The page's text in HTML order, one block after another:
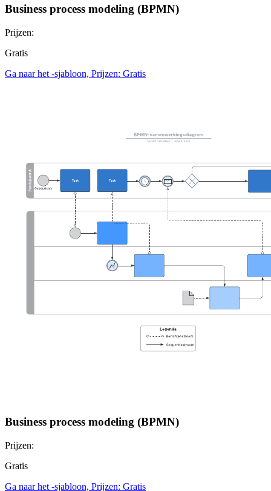
Business process modeling (BPMN)
Prijzen:
Gratis
Ga naar het -sjabloon, Prijzen: Gratis
Business process modeling (BPMN)
Prijzen:
Gratis
Ga naar het -sjabloon, Prijzen: Gratis